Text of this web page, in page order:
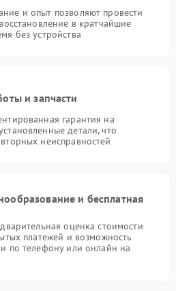
и опыт позволяют провести
в кратчайшие
без устройства
и запчасти
гарантия на
детали, что
неисправностей
и бесплатная
оценка стоимости
платежей и возможность
по телефону или онлайн на